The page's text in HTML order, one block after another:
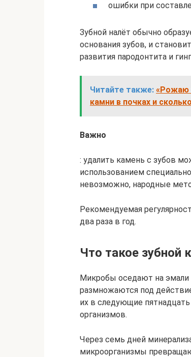
ошибки при
Зубной налёт обычно
основания зубов, и
развития пародонтита и
Читайте также: «Рожаю
камни в почках и
Важно
: удалить камень с зубов
использованием
невозможно, народные
Рекомендуемая
два раза в год.
Что такое зубной
Микробы оседают на эмали
размножаются под
их в следующие пятнадцать
организмов.
Через семь дней
микроорганизмы